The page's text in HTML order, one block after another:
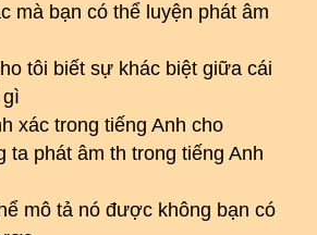
mà bạn có thể luyện phát âm
tôi biết sự khác biệt giữa cái
xác trong tiếng Anh cho
ta phát âm th trong tiếng Anh
mô tả nó được không bạn có